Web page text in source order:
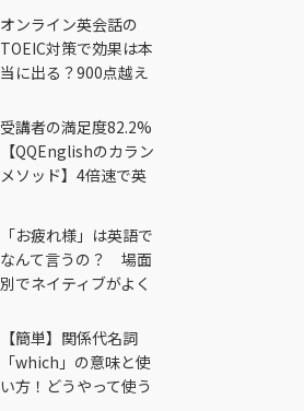
オンライン英会話の
TOEIC対策で効果は本
当に出る？900点越え
受講者の満足度82.2%
【QQEnglishのカラン
メソッド】4倍速で英
法とは？
「お疲れ様」は英語で
なんて言うの？ 場面
別でネイティブがよく
説
【簡単】関係代名詞
「which」の意味と使
い方！どうやって使う